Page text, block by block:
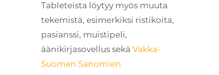
Tableteista löytyy myös muuta
tekemistä, esimerkiksi ristikoita,
pasianssi, muistipeli,
äänikirjasovellus sekä Vakka-
Suomen Sanomien